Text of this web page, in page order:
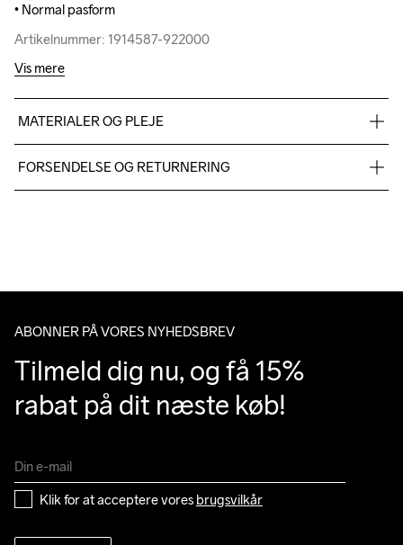
• Normal pasform
Artikelnummer: 1914587-922000
• Normal pasform
Artikelnummer: 1914587-922000
Vis mere
MATERIALER OG PLEJE
90% Polyamide-Recycled
Do Not Bleach
Do Not Dry
Do Not Tumble
Ironing Low
FORSENDELSE OG RETURNERING
ABONNER PÅ VORES NYHEDSBREV
Tilmeld dig nu, og få 15%
rabat på dit næste køb!
Klik for at acceptere vores brugsvilkår